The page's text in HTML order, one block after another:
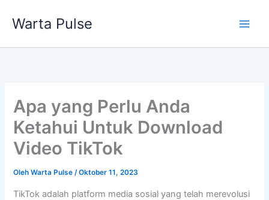
Warta Pulse
Apa yang Perlu Anda
Ketahui Untuk Download
Video TikTok
OlehWarta Pulse/Oktober 11, 2023
TikTok adalah platform media sosial yang telah merevolusi